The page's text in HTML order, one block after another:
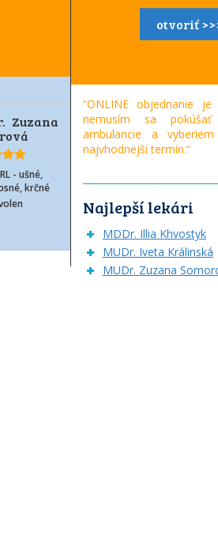
Zuzana
- ušné,
krčné
otvoriť
“ONLINE objednanie
nemusím sa
ambulancie a
najvhodnejší termín.“
Najlepší lekári
MDDr. Illia Khvostyk
MUDr. Iveta Králinská
MUDr. Zuzana